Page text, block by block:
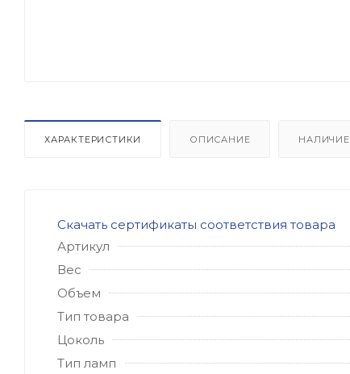
ХАРАКТЕРИСТИКИ ОПИСАНИЕ НАЛИЧИЕ
Скачать сертификаты соответствия товара
Артикул
Вес
Объем
Тип товара
Цоколь
Тип ламп